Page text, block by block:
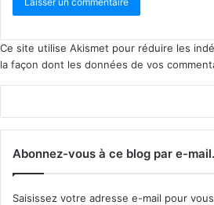
Ce site utilise Akismet pour réduire les
la façon dont les données de vos
Abonnez-vous à ce blog par e-mail.
Saisissez votre adresse e-mail pour